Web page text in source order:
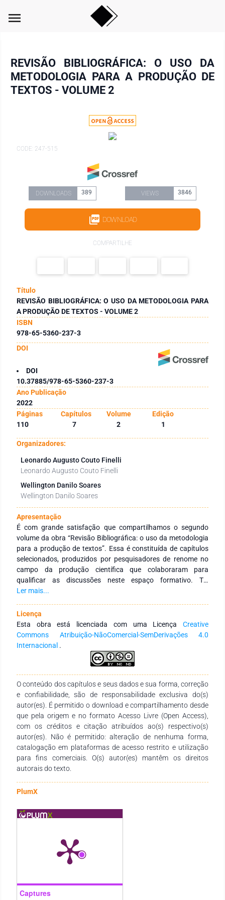
menu
REVISÃO BIBLIOGRÁFICA: O USO DA
METODOLOGIA PARA A PRODUÇÃO DE
TEXTOS - VOLUME 2
CODE: 247-515
DOWNLOADS 389 VIEWS 3846
DOWNLOAD
COMPARTILHE
Título
REVISÃO BIBLIOGRÁFICA: O USO DA METODOLOGIA PARA
A PRODUÇÃO DE TEXTOS - VOLUME 2
ISBN
978-65-5360-237-3
DOI
DOI
10.37885/978-65-5360-237-3
Ano Publicação
2022
Páginas
Capítulos Volume
Edição
110
7 2 1
Organizadores:
Leonardo Augusto Couto Finelli
Leonardo Augusto Couto Finelli
Wellington Danilo Soares
Wellington Danilo Soares
Apresentação
É com grande satisfação que compartilhamos o segundo
volume da obra “Revisão Bibliográfica: o uso da metodologia
para a produção de textos”. Essa é constituída de capítulos
selecionados, produzidos por pesquisadores de renome no
campo da produção científica que colaboraram para
qualificar as discussões neste espaço formativo. Tal
reconhece o quanto os avanços das Tecnologias da
práticas metodológicas para a produção de pesquisas. Assim
reconhece os movimentos interinstitucionais que congregam
pesquisadores das mais diversas áreas do conhecimento e de
diferentes Instituições de Educação Superior, públicas e
privadas, de abrangência nacional e internacional. A
produção tem como objetivo compartilhar as experiências
que integram ações em redes de pesquisas. Apresenta-se
com a finalidade de fomentar a formação continuada dos
profissionais da educação, por meio da produção e
socialização de conhecimentos sobre as metodologias e suas
aplicações. Justificamos a mesma ao reconhecer que a
revisão bibliográfica sempre é uma exigência de qualquer
produção científica. É com essa que o(s) autor(es) expõe(m)
o estado da arte sobre o tema que escolheu(ram) pesquisar,
assim como se posiciona(m) perante a diversidade de
perspectivas teóricas sobre um dado tema. Nesse sentido,
configura-se como etapa inicial, porém, fundamental para
qualquer pesquisa científica. Reconhecemos, ainda, que uma
seja realizada com êxito. Nesse sentido, uma dessas
contempla metodologia específica. Essa, porém, por não ser o
foco da obra maior, costuma ser realizada de forma
displicente. Tais pesquisadores, ao assumirem o foco
se esmeram pouco na organização do material de referência.
Nesse sentido, reunimos na presente obra apresentação de
Ler mais...
Licença
Esta obra está licenciada com uma Licença Creative
Commons Atribuição-NãoComercial-SemDerivações 4.0
Internacional .
O conteúdo dos capítulos e seus dados e sua forma, correção
e confiabilidade, são de responsabilidade exclusiva do(s)
autor(es). É permitido o download e compartilhamento desde
que pela origem e no formato Acesso Livre (Open Access),
com os créditos e citação atribuídos ao(s) respectivo(s)
autor(es). Não é permitido: alteração de nenhuma forma,
catalogação em plataformas de acesso restrito e utilização
para fins comerciais. O(s) autor(es) mantêm os direitos
autorais do texto.
PlumX
Captures